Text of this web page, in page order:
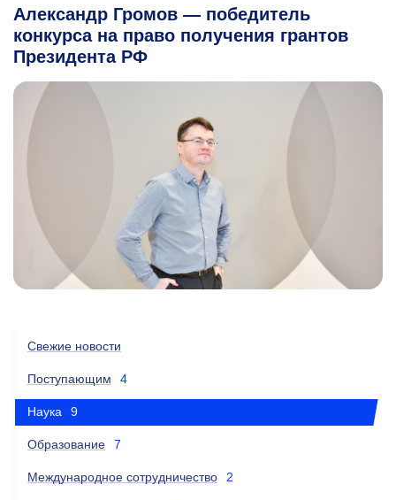
Александр Громов — победитель
конкурса на право получения грантов
Президента РФ
Свежие новости
Поступающим 4
Наука 9
Образование 7
Международное сотрудничество 2